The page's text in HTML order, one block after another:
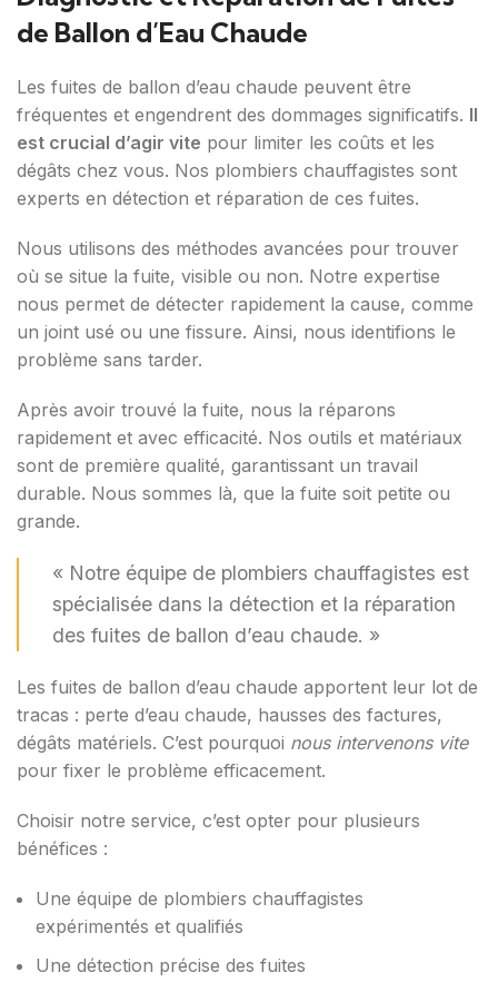
de Ballon d’Eau Chaude
Les fuites de ballon d’eau chaude peuvent être
fréquentes et engendrent des dommages significatifs. Il
est crucial d’agir vite pour limiter les coûts et les
dégâts chez vous. Nos plombiers chauffagistes sont
experts en détection et réparation de ces fuites.
Nous utilisons des méthodes avancées pour trouver
où se situe la fuite, visible ou non. Notre expertise
nous permet de détecter rapidement la cause, comme
un joint usé ou une fissure. Ainsi, nous identifions le
problème sans tarder.
Après avoir trouvé la fuite, nous la réparons
rapidement et avec efficacité. Nos outils et matériaux
sont de première qualité, garantissant un travail
durable. Nous sommes là, que la fuite soit petite ou
grande.
« Notre équipe de plombiers chauffagistes est
spécialisée dans la détection et la réparation
des fuites de ballon d’eau chaude. »
Les fuites de ballon d’eau chaude apportent leur lot de
tracas : perte d’eau chaude, hausses des factures,
dégâts matériels. C’est pourquoi nous intervenons vite
pour fixer le problème efficacement.
Choisir notre service, c’est opter pour plusieurs
bénéfices :
Une équipe de plombiers chauffagistes
expérimentés et qualifiés
Une détection précise des fuites